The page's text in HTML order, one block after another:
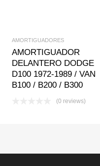
AMORTIGUADORES
AMORTIGUADOR
DELANTERO DODGE
D100 1972-1989 / VAN
B100 / B200 / B300
(0 reviews)